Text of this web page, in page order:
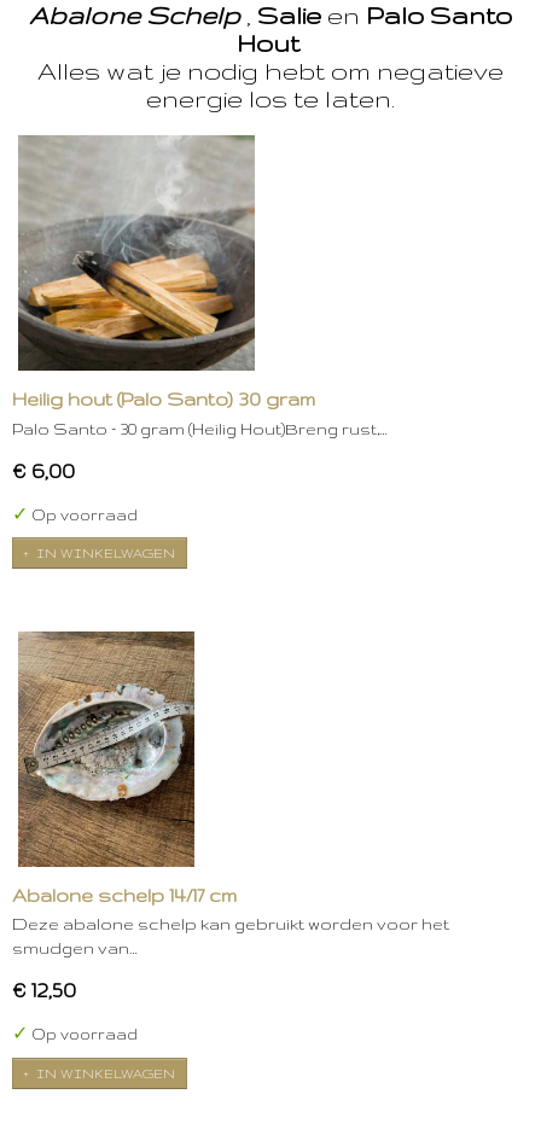
Abalone Schelp, Salie en Palo Santo
Hout
Alles wat je nodig hebt om negatieve
energie los te laten.
Heilig hout (Palo Santo) 30 gram
Palo Santo – 30 gram (Heilig Hout)Breng rust,…
€ 6,00
✓ Op voorraad
IN WINKELWAGEN
Abalone schelp 14/17 cm
Deze abalone schelp kan gebruikt worden voor het
smudgen van…
€ 12,50
✓ Op voorraad
IN WINKELWAGEN